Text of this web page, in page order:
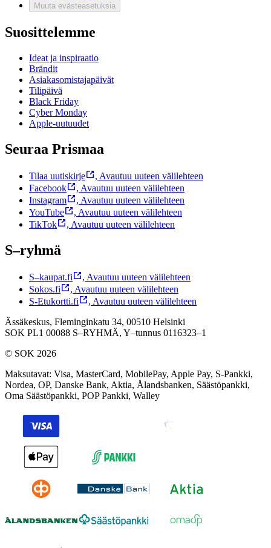
Muuta evästeasetuksia
Suosittelemme
Ideat ja inspiraatio
Brändit
Asiakasomistajapäivät
Tilipäivä
Black Friday
Cyber Monday
Apple-uutuudet
Seuraa Prismaa
Tilaa uutiskirje , Avautuu uuteen välilehteen
Facebook
, Avautuu uuteen välilehteen
Instagram
, Avautuu uuteen välilehteen
YouTube
, Avautuu uuteen välilehteen
TikTok
, Avautuu uuteen välilehteen
S–ryhmä
S–kaupat.fi , Avautuu uuteen välilehteen
Sokos.fi
, Avautuu uuteen välilehteen
S-Etukortti.fi
, Avautuu uuteen välilehteen
Ässäkeskus, Fleminginkatu 34, 00510 Helsinki
SOK PL1 00088 S–RYHMÄ, Y–tunnus 0116323–1
© SOK 2026
Maksutavat: Visa, MasterCard, MobilePay, Apple Pay, S-Pankki,
Nordea, OP, Danske Bank, Aktia, Ålandsbanken, Säästöpankki,
Oma Säästöpankki, POP Pankki, Walley